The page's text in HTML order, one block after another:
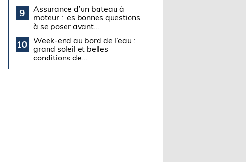
9
Assurance d’un bateau à
moteur : les bonnes questions
à se poser avant...
10
Week-end au bord de l’eau :
grand soleil et belles
conditions de...